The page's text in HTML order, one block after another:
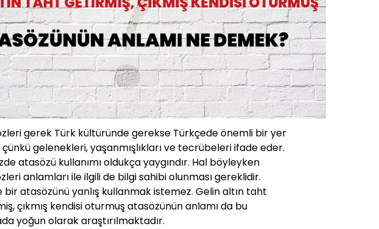
gerek Türk kültüründe gerekse Türkçede önemli bir yer
gelenekleri, yaşanmışlıkları ve tecrübeleri ifade eder.
atasözü kullanımı oldukça yaygındır. Hal böyleyken
anlamları ile ilgili de bilgi sahibi olunması gereklidir.
bir atasözünü yanlış kullanmak istemez. Gelin altın taht
çıkmış kendisi oturmuş atasözünün anlamı da bu
yoğun olarak araştırılmaktadır.